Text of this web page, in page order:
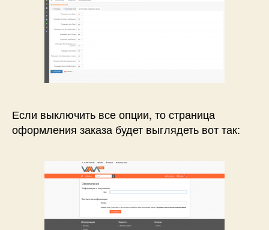
Если выключить все опции, то страница
оформления заказа будет выглядеть вот так: